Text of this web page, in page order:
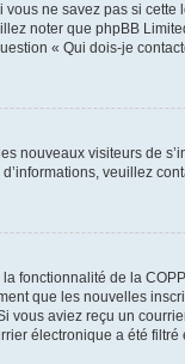
ne savez pas si
noter que phpBB
« Qui dois-je
nouveaux visiteurs de
veuillez
fonctionnalité de la
que les nouvelles
aviez reçu un
électronique a été